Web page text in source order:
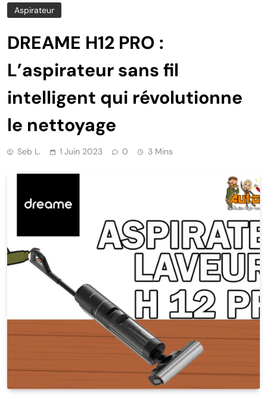
Aspirateur
DREAME H12 PRO :
L’aspirateur sans fil
intelligent qui révolutionne
le nettoyage
Seb L. 1 Juin 2023 0 3 Mins